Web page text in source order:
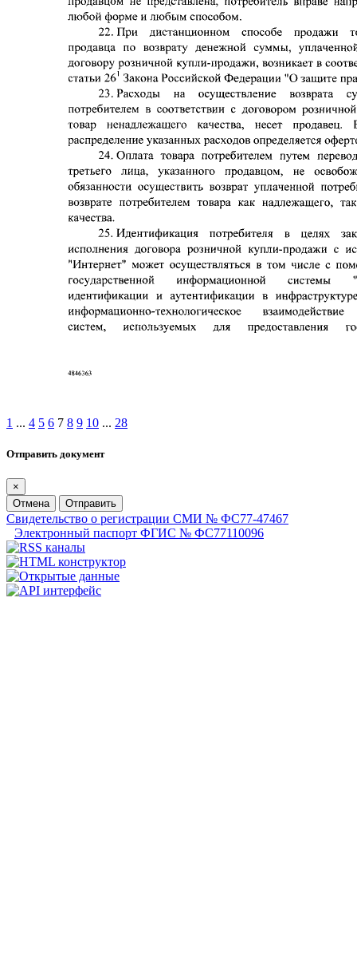
1 ... 4 5 6 7 8 9 10 ... 28
Отправить документ
×
Отмена
Отправить
Свидетельство о регистрации СМИ № ФС77-47467
Электронный паспорт ФГИС № ФС77110096